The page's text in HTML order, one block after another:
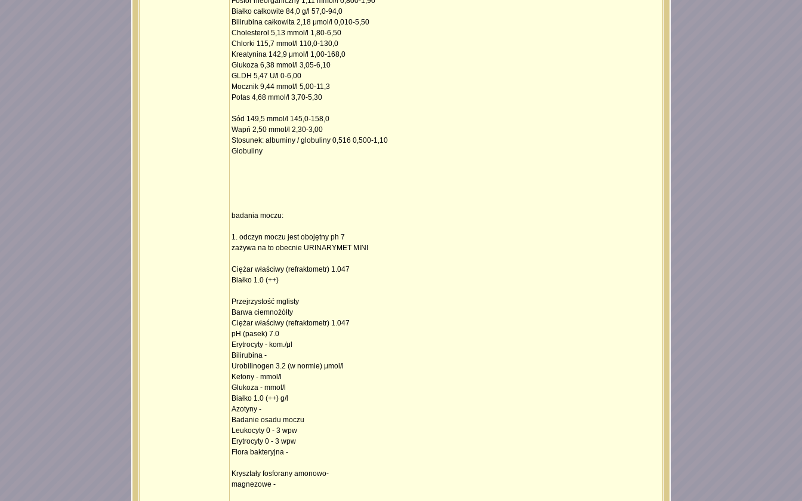
Białko całkowite 84,0 g/l 57,0-94,0
Bilirubina całkowita 2,18 μmol/l 0,010-5,50
Cholesterol 5,13 mmol/l 1,80-6,50
Chlorki 115,7 mmol/l 110,0-130,0
Kreatynina 142,9 μmol/l 1,00-168,0
Glukoza 6,38 mmol/l 3,05-6,10
GLDH 5,47 U/l 0-6,00
Mocznik 9,44 mmol/l 5,00-11,3
Potas 4,68 mmol/l 3,70-5,30
Sód 149,5 mmol/l 145,0-158,0
Wapń 2,50 mmol/l 2,30-3,00
Stosunek: albuminy / globuliny 0,516 0,500-1,10
Globuliny
badania moczu:
1. odczyn moczu jest obojętny ph 7
zażywa na to obecnie URINARYMET MINI
Ciężar właściwy (refraktometr) 1.047
Białko 1.0 (++)
Przejrzystość mglisty
Barwa ciemnożółty
Ciężar właściwy (refraktometr) 1.047
pH (pasek) 7.0
Erytrocyty - kom./μl
Bilirubina -
Urobilinogen 3.2 (w normie) μmol/l
Ketony - mmol/l
Glukoza - mmol/l
Białko 1.0 (++) g/l
Azotyny -
Badanie osadu moczu
Leukocyty 0 - 3 wpw
Erytrocyty 0 - 3 wpw
Flora bakteryjna -
Kryształy fosforany amonowo-
magnezowe -